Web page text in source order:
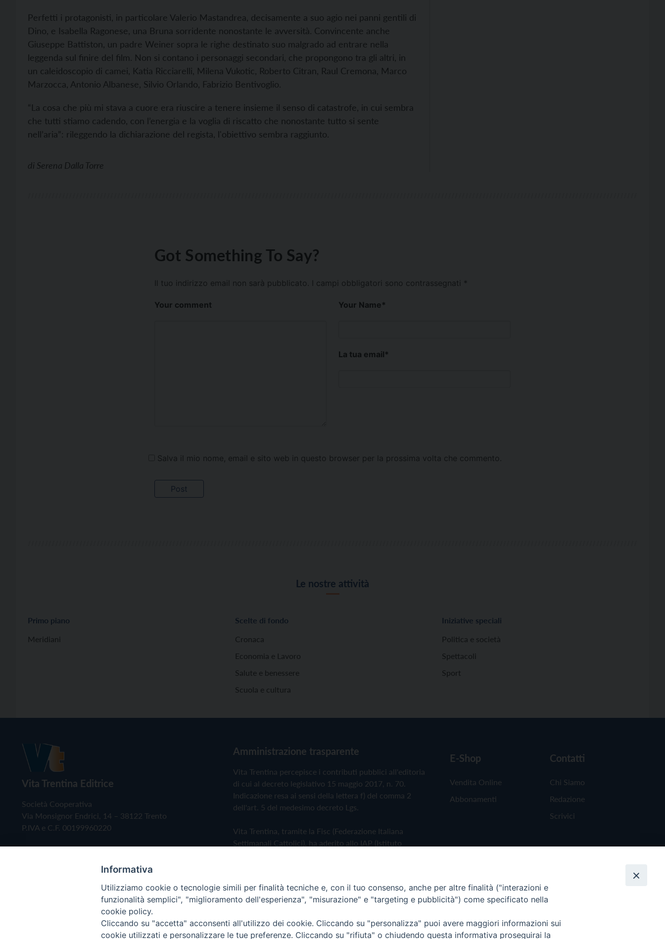
Perfetti i protagonisti, in particolare Valerio Mastandrea, decisamente a suo agio nei panni gentili di
Dino, e Isabella Ragonese, una Bruna sorridente nonostante le avversità. Convincente anche
Giuseppe Battiston, un padre Weiner sopra le righe destinato suo malgrado ad entrare nella
leggenda sul finire del film. Non si contano i personaggi secondari, che propongono tra gli altri, in
un caleidoscopio di camei, Katia Ricciarelli, Milena Vukotic, Roberto Citran, Raul Cremona, Marco
Marzocca, Antonio Albanese, Silvio Orlando, Fabrizio Bentivoglio.
“La cosa che più mi stava a cuore era riuscire a tenere insieme il senso di catastrofe, in cui sembra
che tutti stiamo cadendo, con l’energia e la voglia di riscatto che nonostante tutto si sente
nell’aria”: rileggendo la dichiarazione del regista, l'obiettivo sembra raggiunto.
di Serena Dalla Torre
Got Something To Say?
Il tuo indirizzo email non sarà pubblicato. I campi obbligatori sono contrassegnati *
Your comment Your Name*
La tua email*
Salva il mio nome, email e sito web in questo browser per la prossima volta che commento.
Le nostre attività
Primo piano
Meridiani
Scelte di fondo
Cronaca
Economia e Lavoro
Salute e benessere
Scuola e cultura
Iniziative speciali
Politica e società
Spettacoli
Sport
Vita Trentina Editrice
Società Cooperativa
Via Monsignor Endrici, 14 – 38122 Trento
P.IVA e C.F. 00199960220
Amministrazione trasparente
Vita Trentina percepisce i contributi pubblici all'editoria
di cui al decreto legislativo 15 maggio 2017, n. 70.
Indicazione resa ai sensi della lettera f) del comma 2
dell'art. 5 del medesimo decreto Lgs.
Vita Trentina, tramite la Fisc (Federazione Italiana
Settimanali Cattolici), ha aderito allo IAP (Istituto
Privacy Policy Cookie Policy
E-Shop
Vendita Online
Abbonamenti
Contatti
Chi Siamo
Redazione
Scrivici
Copyright © 2019 - Tutti i diritti riservati - Vita Trentina Editrice
Informativa
Utilizziamo cookie o tecnologie simili per finalità tecniche e, con il tuo consenso, anche per altre finalità ("interazioni e
funzionalità semplici", "miglioramento dell'esperienza", "misurazione" e "targeting e pubblicità") come specificato nella
cookie policy.
Cliccando su "accetta" acconsenti all'utilizzo dei cookie. Cliccando su "personalizza" puoi avere maggiori informazioni sui
cookie utilizzati e personalizzare le tue preferenze. Cliccando su "rifiuta" o chiudendo questa informativa proseguirai la